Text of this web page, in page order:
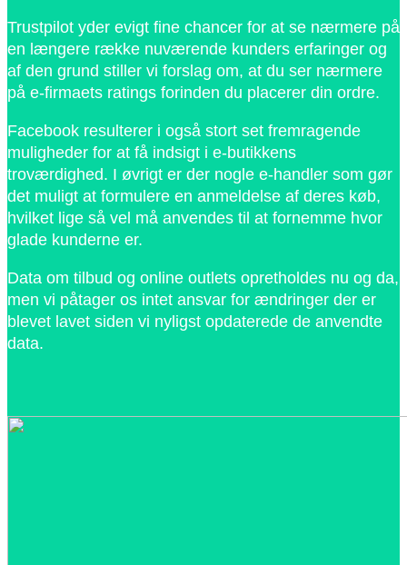
Trustpilot yder evigt fine chancer for at se nærmere på
en længere række nuværende kunders erfaringer og
af den grund stiller vi forslag om, at du ser nærmere
på e-firmaets ratings forinden du placerer din ordre.
Facebook resulterer i også stort set fremragende
muligheder for at få indsigt i e-butikkens
troværdighed. I øvrigt er der nogle e-handler som gør
det muligt at formulere en anmeldelse af deres køb,
hvilket lige så vel må anvendes til at fornemme hvor
glade kunderne er.
Data om tilbud og online outlets opretholdes nu og da,
men vi påtager os intet ansvar for ændringer der er
blevet lavet siden vi nyligst opdaterede de anvendte
data.